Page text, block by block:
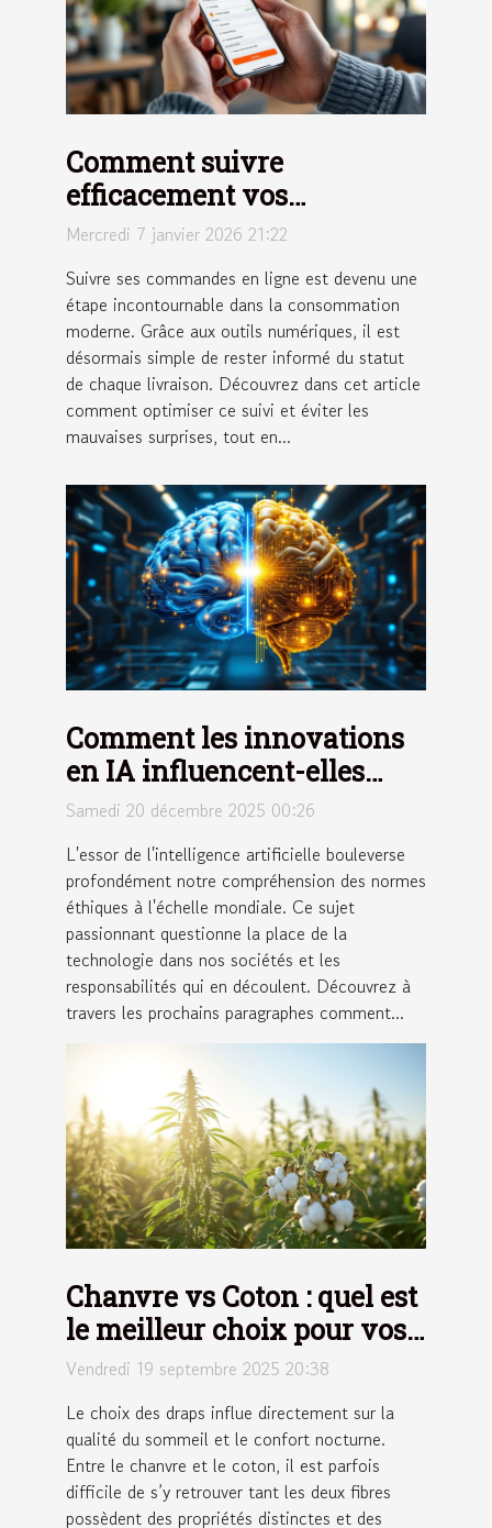
Comment suivre
efficacement vos
commandes en ligne ?
Mercredi 7 janvier 2026 21:22
Suivre ses commandes en ligne est devenu une
étape incontournable dans la consommation
moderne. Grâce aux outils numériques, il est
désormais simple de rester informé du statut
de chaque livraison. Découvrez dans cet article
comment optimiser ce suivi et éviter les
mauvaises surprises, tout en...
Comment les innovations
en IA influencent-elles
l'éthique globale ?
Samedi 20 décembre 2025 00:26
L'essor de l'intelligence artificielle bouleverse
profondément notre compréhension des normes
éthiques à l'échelle mondiale. Ce sujet
passionnant questionne la place de la
technologie dans nos sociétés et les
responsabilités qui en découlent. Découvrez à
travers les prochains paragraphes comment...
Chanvre vs Coton : quel est
le meilleur choix pour vos
draps ?
Vendredi 19 septembre 2025 20:38
Le choix des draps influe directement sur la
qualité du sommeil et le confort nocturne.
Entre le chanvre et le coton, il est parfois
difficile de s’y retrouver tant les deux fibres
possèdent des propriétés distinctes et des